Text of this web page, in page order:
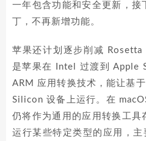
一年包含功能和安全更新，接
丁，不再新增功能。
苹果还计划逐步削减
是苹果在 Intel 过渡到 Apple
ARM 应用转换技术，能让基
Silicon 设备上运行。在
仍将作为通用的应用转换工具
运行某些特定类型的应用，